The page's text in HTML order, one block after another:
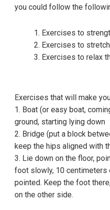
you could follow the
Exercises to
Exercises to
Exercises to relax
Exercises that will make
1. Boat (or easy boat,
ground, starting lying down
2. Bridge (put a block
keep the hips aligned with
3. Lie down on the floor,
foot slowly, 10 centimeters
pointed. Keep the foot
on the other side.